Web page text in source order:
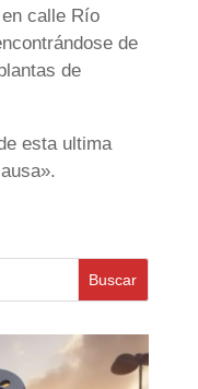
calle Río
de
de
esta ultima
Buscar